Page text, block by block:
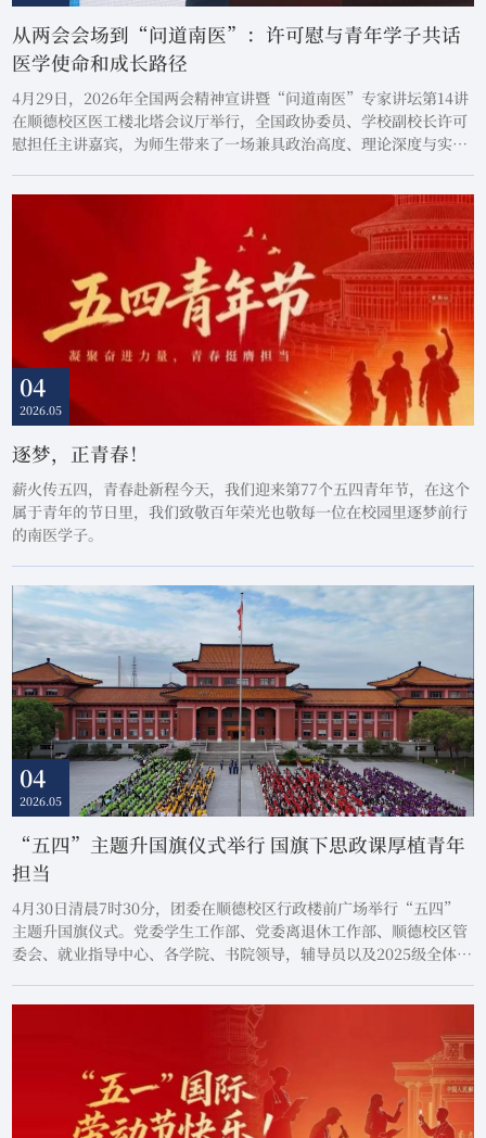
从两会会场到“问道南医”：许可慰与青年学子共话
医学使命和成长路径
4月29日，2026年全国两会精神宣讲暨“问道南医”专家讲坛第14讲
在顺德校区医工楼北塔会议厅举行，全国政协委员、学校副校长许可
慰担任主讲嘉宾，为师生带来了一场兼具政治高度、理论深度与实践
书记在看望参加政协会议的农工党九三学社医药卫生界社会福利和社
会保障界委员时所强调的——“到2035年建...
04
2026.05
逐梦，正青春！
薪火传五四，青春赴新程今天，我们迎来第77个五四青年节，在这个
属于青年的节日里，我们致敬百年荣光也敬每一位在校园里逐梦前行
的南医学子。
04
2026.05
“五四”主题升国旗仪式举行 国旗下思政课厚植青年
担当
4月30日清晨7时30分，团委在顺德校区行政楼前广场举行“五四”
主题升国旗仪式。党委学生工作部、党委离退休工作部、顺德校区管
委会、就业指导中心、各学院、书院领导，辅导员以及2025级全体新
红旗冉冉升起、迎风舒展，全体师生肃立注目，齐声高唱国歌，浓烈
的爱国情怀在广场上久久回荡。升旗仪式完...